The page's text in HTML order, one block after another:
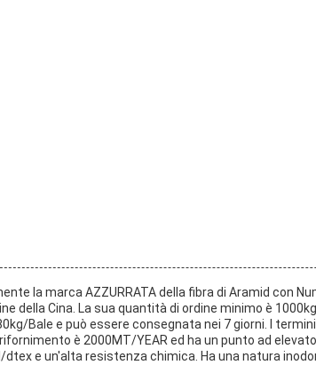
la marca AZZURRATA della fibra di Aramid con
della Cina. La sua quantità di ordine minimo è
Bale e può essere consegnata nei 7 giorni. I
è 2000MT/YEAR ed ha un punto ad
e un'alta resistenza chimica. Ha una natura